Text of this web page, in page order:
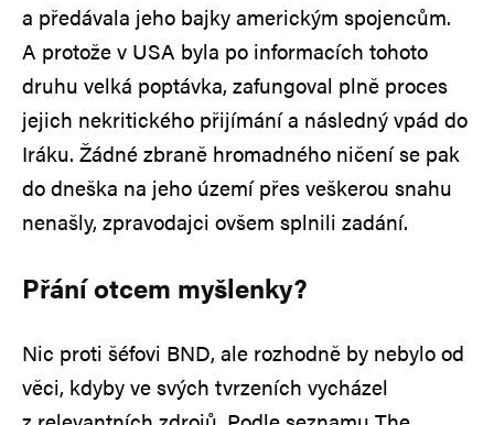
a předávala jeho bajky americkým spojencům.
A protože v USA byla po informacích tohoto
druhu velká poptávka, zafungoval plně proces
jejich nekritického přijímání a následný vpád do
Iráku. Žádné zbraně hromadného ničení se pak
do dneška na jeho území přes veškerou snahu
nenašly, zpravodajci ovšem splnili zadání.
Přání otcem myšlenky?
Nic proti šéfovi BND, ale rozhodně by nebylo od
věci, kdyby ve svých tvrzeních vycházel